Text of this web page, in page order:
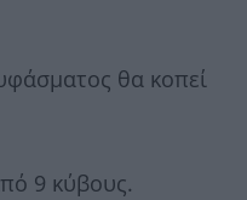
θα κοπεί
9 κύβους.